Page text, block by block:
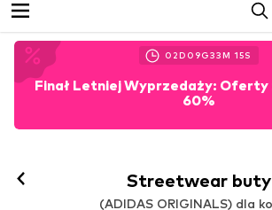
02D 09G33M 14S
Finał Letniej Wyprzedaży: Oferty
60%
Streetwear buty
(ADIDAS ORIGINALS) dla